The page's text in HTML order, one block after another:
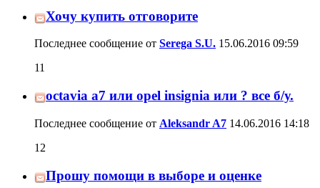
Хочу купить отговорите
Последнее сообщение от Serega S.U. 15.06.2016 09:59
11
octavia a7 или opel insignia или ? все б/у.
Последнее сообщение от Aleksandr A7 14.06.2016 14:18
12
Прошу помощи в выборе и оценке